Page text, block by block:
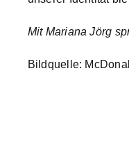
Mit Mariana Jörg
Bildquelle: